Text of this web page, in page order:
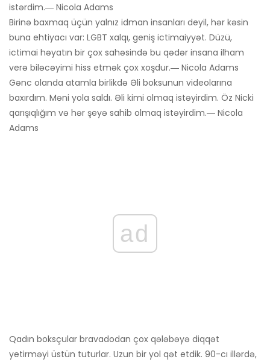
istərdim.― Nicola Adams
Birinə baxmaq üçün yalnız idman insanları deyil, hər kəsin
buna ehtiyacı var: LGBT xalqı, geniş ictimaiyyət. Düzü,
ictimai həyatın bir çox sahəsində bu qədər insana ilham
verə biləcəyimi hiss etmək çox xoşdur.― Nicola Adams
Gənc olanda atamla birlikdə Əli boksunun videolarına
baxırdım. Məni yola saldı. Əli kimi olmaq istəyirdim. Öz Nicki
qarışıqlığım və hər şeyə sahib olmaq istəyirdim.― Nicola
Adams
ad
Qadın boksçular bravadodan çox qələbəyə diqqət
yetirməyi üstün tuturlar. Uzun bir yol qət etdik. 90-cı illərdə,